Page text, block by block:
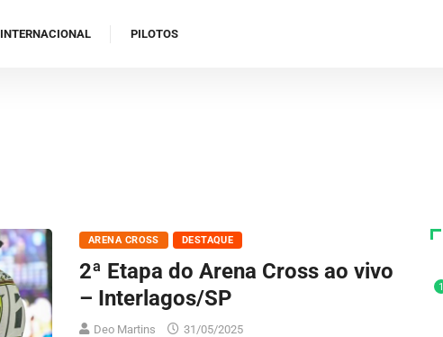
INTERNACIONAL PILOTOS
ARENA CROSS DESTAQUE
2ª Etapa do Arena Cross ao vivo
– Interlagos/SP
Deo Martins 31/05/2025
1